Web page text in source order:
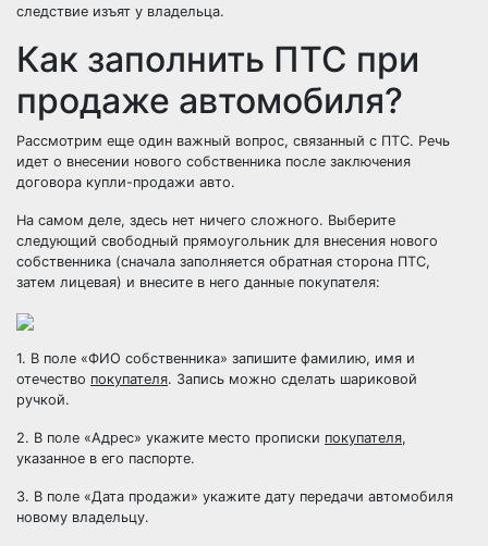
следствие изъят у владельца.
Как заполнить ПТС при
продаже автомобиля?
Рассмотрим еще один важный вопрос, связанный с ПТС. Речь
идет о внесении нового собственника после заключения
договора купли-продажи авто.
На самом деле, здесь нет ничего сложного. Выберите
следующий свободный прямоугольник для внесения нового
собственника (сначала заполняется обратная сторона ПТС,
затем лицевая) и внесите в него данные покупателя:
1. В поле «ФИО собственника» запишите фамилию, имя и
отечество покупателя. Запись можно сделать шариковой
ручкой.
2. В поле «Адрес» укажите место прописки покупателя,
указанное в его паспорте.
3. В поле «Дата продажи» укажите дату передачи автомобиля
новому владельцу.